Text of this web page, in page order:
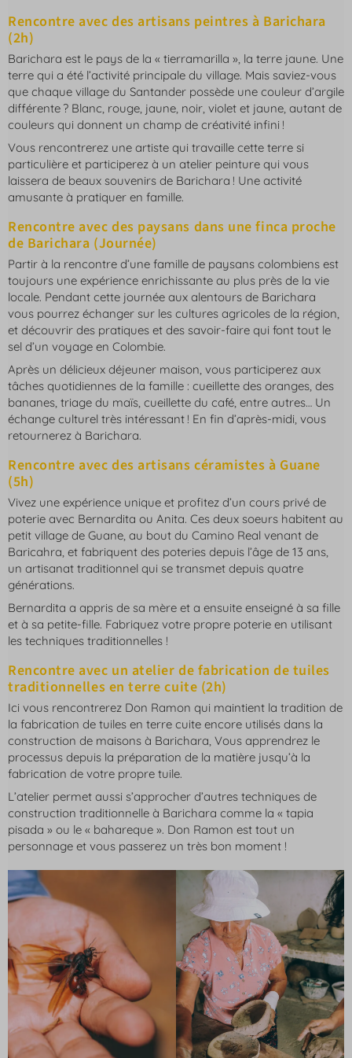
Rencontre avec des artisans peintres à Barichara
(2h)
Barichara est le pays de la « tierramarilla », la terre jaune. Une
terre qui a été l’activité principale du village. Mais saviez-vous
que chaque village du Santander possède une couleur d’argile
différente ? Blanc, rouge, jaune, noir, violet et jaune, autant de
couleurs qui donnent un champ de créativité infini !
Vous rencontrerez une artiste qui travaille cette terre si
particulière et participerez à un atelier peinture qui vous
laissera de beaux souvenirs de Barichara ! Une activité
amusante à pratiquer en famille.
Rencontre avec des paysans dans une finca proche
de Barichara (Journée)
Partir à la rencontre d’une famille de paysans colombiens est
toujours une expérience enrichissante au plus près de la vie
locale. Pendant cette journée aux alentours de Barichara
vous pourrez échanger sur les cultures agricoles de la région,
et découvrir des pratiques et des savoir-faire qui font tout le
sel d’un voyage en Colombie.
Après un délicieux déjeuner maison, vous participerez aux
tâches quotidiennes de la famille : cueillette des oranges, des
bananes, triage du maïs, cueillette du café, entre autres… Un
échange culturel très intéressant ! En fin d’après-midi, vous
retournerez à Barichara.
Rencontre avec des artisans céramistes à Guane
(5h)
Vivez une expérience unique et profitez d’un cours privé de
poterie avec Bernardita ou Anita. Ces deux soeurs habitent au
petit village de Guane, au bout du Camino Real venant de
Baricahra, et fabriquent des poteries depuis l’âge de 13 ans,
un artisanat traditionnel qui se transmet depuis quatre
générations.
Bernardita a appris de sa mère et a ensuite enseigné à sa fille
et à sa petite-fille. Fabriquez votre propre poterie en utilisant
les techniques traditionnelles !
Rencontre avec un atelier de fabrication de tuiles
traditionnelles en terre cuite (2h)
Ici vous rencontrerez Don Ramon qui maintient la tradition de
la fabrication de tuiles en terre cuite encore utilisés dans la
construction de maisons à Barichara, Vous apprendrez le
processus depuis la préparation de la matière jusqu’à la
fabrication de votre propre tuile.
L’atelier permet aussi s’approcher d’autres techniques de
construction traditionnelle à Barichara comme la « tapia
pisada » ou le « bahareque ». Don Ramon est tout un
personnage et vous passerez un très bon moment !